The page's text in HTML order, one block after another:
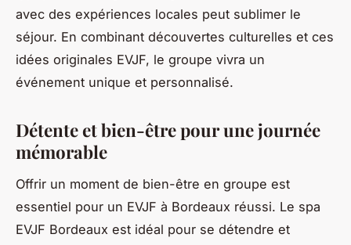
avec des expériences locales peut sublimer le
séjour. En combinant découvertes culturelles et ces
idées originales EVJF, le groupe vivra un
événement unique et personnalisé.
Détente et bien-être pour une journée
mémorable
Offrir un moment de bien-être en groupe est
essentiel pour un EVJF à Bordeaux réussi. Le spa
EVJF Bordeaux est idéal pour se détendre et